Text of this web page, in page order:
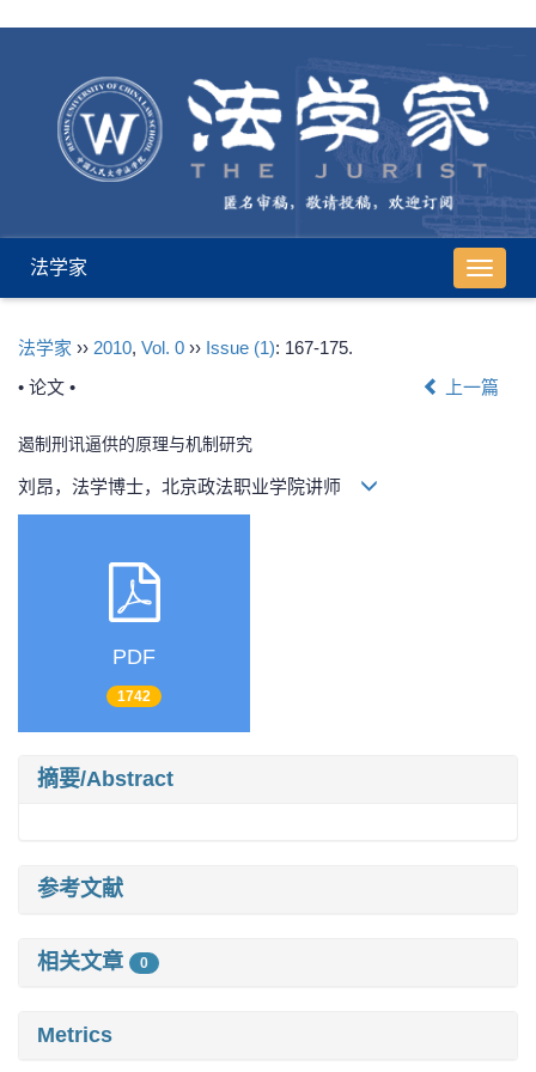
导
航
法学家
法学家 ›› 2010, Vol. 0 ›› Issue (1): 167-175.
• 论文 •
上一篇
遏制刑讯逼供的原理与机制研究
刘昂，法学博士，北京政法职业学院讲师
PDF
1742
摘要/Abstract
参考文献
相关文章 0
Metrics